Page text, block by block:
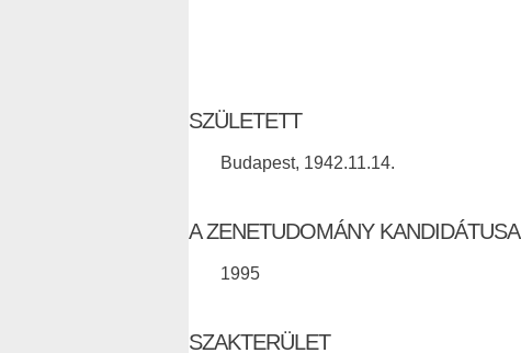
SZÜLETETT
Budapest, 1942.11.14.
A ZENETUDOMÁNY KANDIDÁTUSA
1995
SZAKTERÜLET